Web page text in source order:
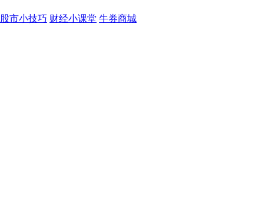
股市小技巧 财经小课堂 牛券商城